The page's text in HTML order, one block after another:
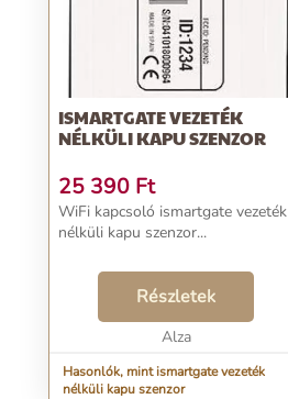
ISMARTGATE VEZETÉK
NÉLKÜLI KAPU SZENZOR
25 390 Ft
WiFi kapcsoló ismartgate vezeték
nélküli kapu szenzor...
Részletek
Alza
Hasonlók, mint ismartgate vezeték
nélküli kapu szenzor